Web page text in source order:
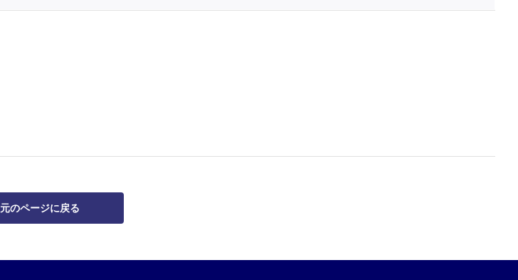
元のページに戻る